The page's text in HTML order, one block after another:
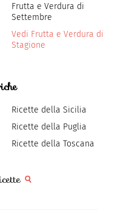
Frutta e Verdura di
Settembre
Vedi Frutta e Verdura di
Stagione
Ricette della Sicilia
Ricette della Puglia
Ricette della Toscana